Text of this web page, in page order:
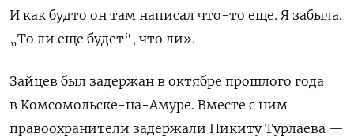
И как будто он там написал что-то еще. Я забыла.
„То ли еще будет“, что ли».
Зайцев был задержан в октябре прошлого года
в Комсомольске-на-Амуре. Вместе с ним
правоохранители задержали Никиту Турлаева —